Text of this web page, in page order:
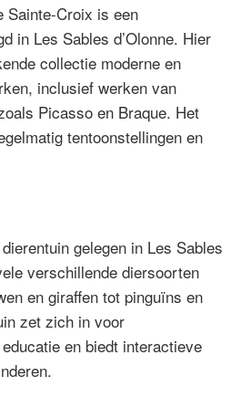
Sainte-Croix is een
in Les Sables d’Olonne. Hier
collectie moderne en
inclusief werken van
Picasso en Braque. Het
tentoonstellingen en
gelegen in Les Sables
verschillende diersoorten
en giraffen tot pinguïns en
zet zich in voor
en biedt interactieve